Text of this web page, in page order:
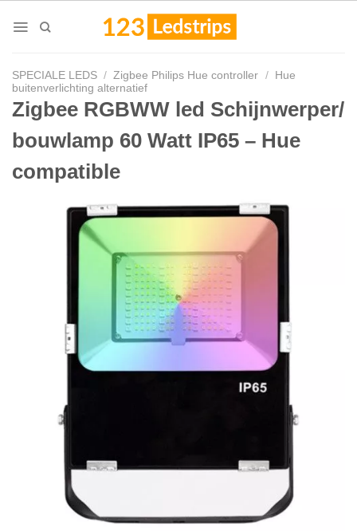
SPECIALE LEDS / Zigbee Philips Hue controller / Hue
buitenverlichting alternatief
Zigbee RGBWW led Schijnwerper/
bouwlamp 60 Watt IP65 – Hue
compatible